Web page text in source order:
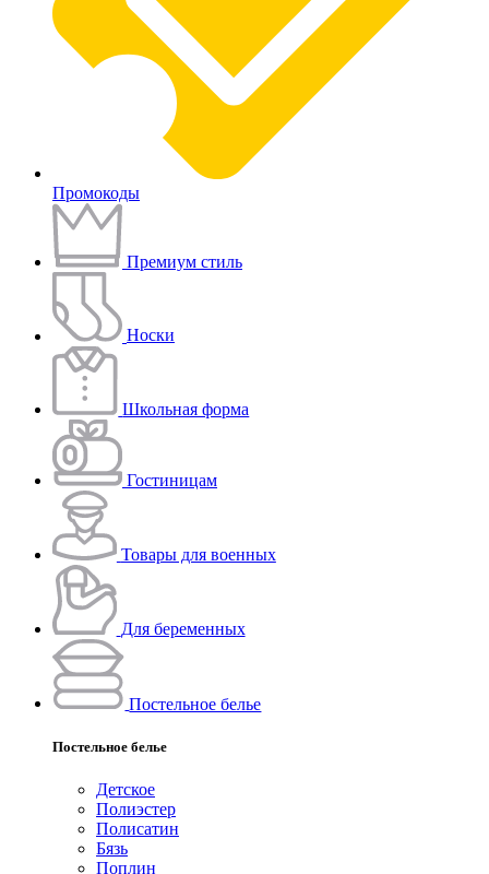
Промокоды
Премиум стиль
Носки
Школьная форма
Гостиницам
Товары для военных
Для беременных
Постельное белье
Постельное белье
Детское
Полиэстeр
Полисатин
Бязь
Поплин